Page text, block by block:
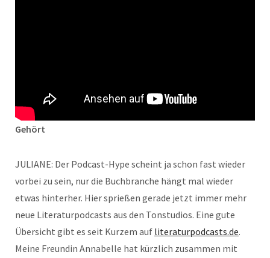
Gehört
JULIANE: Der Podcast-Hype scheint ja schon fast wieder
vorbei zu sein, nur die Buchbranche hängt mal wieder
etwas hinterher. Hier sprießen gerade jetzt immer mehr
neue Literaturpodcasts aus den Tonstudios. Eine gute
Übersicht gibt es seit Kurzem auf literaturpodcasts.de.
Meine Freundin Annabelle hat kürzlich zusammen mit